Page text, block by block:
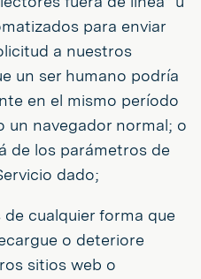
para enviar
a nuestros
un ser humano podría
en el mismo período
un navegador normal; o
de los parámetros de
dado;
cualquier forma que
o deteriore
sitios web o